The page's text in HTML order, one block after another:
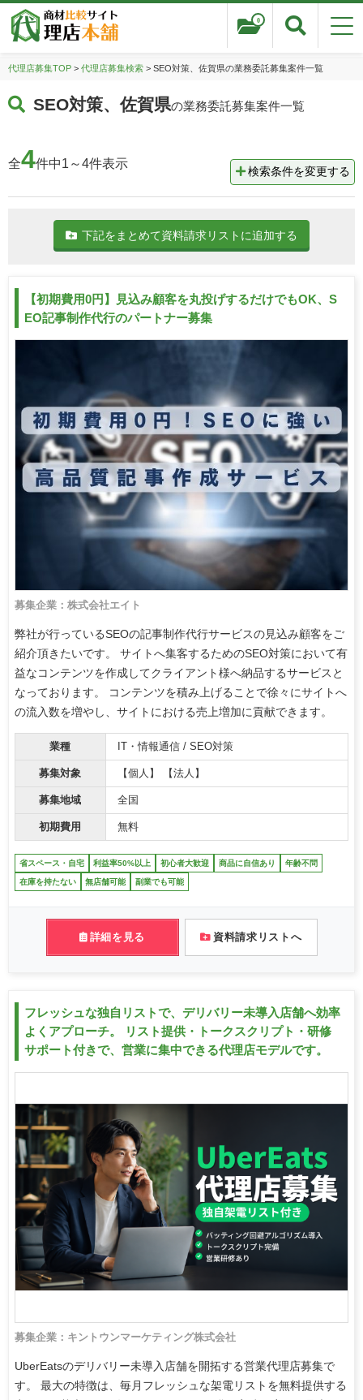
0
代理店募集TOP> 代理店募集検索> SEO対策、佐賀県の業務委託募集案件一覧
SEO対策、佐賀県の業務委託募集案件一覧
全4件中1～4件表示
検索条件を変更する
下記をまとめて資料請求リストに追加する
【初期費用0円】見込み顧客を丸投げするだけでもOK、S
EO記事制作代行のパートナー募集
募集企業：株式会社エイト
弊社が行っているSEOの記事制作代行サービスの見込み顧客をご
紹介頂きたいです。 サイトへ集客するためのSEO対策において有
益なコンテンツを作成してクライアント様へ納品するサービスと
なっております。 コンテンツを積み上げることで徐々にサイトへ
の流入数を増やし、サイトにおける売上増加に貢献できます。
業種 IT・情報通信 / SEO対策
募集対象 【個人】 【法人】
募集地域 全国
初期費用 無料
省スペース・自宅 利益率50%以上 初心者大歓迎 商品に自信あり 年齢不問
在庫を持たない 無店舗可能 副業でも可能
詳細を見る 資料請求リストへ
フレッシュな独自リストで、デリバリー未導入店舗へ効率
よくアプローチ。 リスト提供・トークスクリプト・研修
サポート付きで、営業に集中できる代理店モデルです。
募集企業：キントウンマーケティング株式会社
UberEatsのデリバリー未導入店舗を開拓する営業代理店募集で
す。 最大の特徴は、毎月フレッシュな架電リストを無料提供する